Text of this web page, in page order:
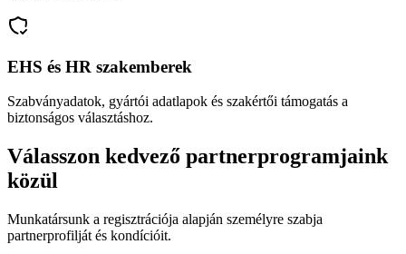
EHS és HR szakemberek
Szabványadatok, gyártói adatlapok és szakértői támogatás a
biztonságos választáshoz.
Válasszon kedvező partnerprogramjaink
közül
Munkatársunk a regisztrációja alapján személyre szabja
partnerprofilját és kondícióit.